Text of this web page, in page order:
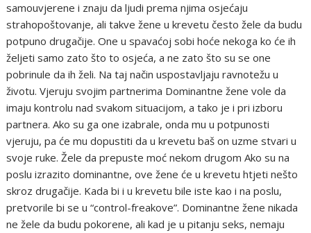
samouvjerene i znaju da ljudi prema njima osjećaju
strahopoštovanje, ali takve žene u krevetu često žele da budu
potpuno drugačije. One u spavaćoj sobi hoće nekoga ko će ih
željeti samo zato što to osjeća, a ne zato što su se one
pobrinule da ih želi. Na taj način uspostavljaju ravnotežu u
životu. Vjeruju svojim partnerima Dominantne žene vole da
imaju kontrolu nad svakom situacijom, a tako je i pri izboru
partnera. Ako su ga one izabrale, onda mu u potpunosti
vjeruju, pa će mu dopustiti da u krevetu baš on uzme stvari u
svoje ruke. Žele da prepuste moć nekom drugom Ako su na
poslu izrazito dominantne, ove žene će u krevetu htjeti nešto
skroz drugačije. Kada bi i u krevetu bile iste kao i na poslu,
pretvorile bi se u “control-freakove”. Dominantne žene nikada
ne žele da budu pokorene, ali kad je u pitanju seks, nemaju